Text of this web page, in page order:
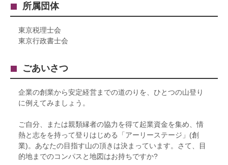
所属団体
東京税理士会
東京行政書士会
ごあいさつ
企業の創業から安定経営までの道のりを、ひとつの山登り
に例えてみましょう。
ご自分、または親類縁者の協力を得て起業資金を集め、情
熱と志をを持って登りはじめる「アーリーステージ」(創
業)。あなたの目指す山の頂きは決まっています。さて、目
的地までのコンパスと地図はお持ちですか?